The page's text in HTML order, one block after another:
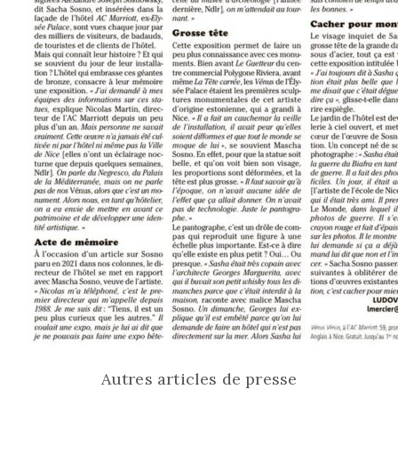
Autres articles de presse